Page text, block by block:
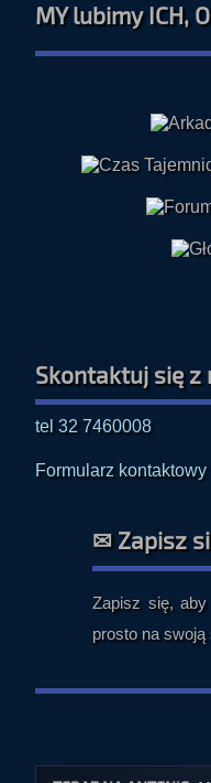
MY lubimy ICH,
Skontaktuj się z
tel 32 7460008
Formularz kontaktowy
✉ Zapisz
Zapisz się,
prosto na